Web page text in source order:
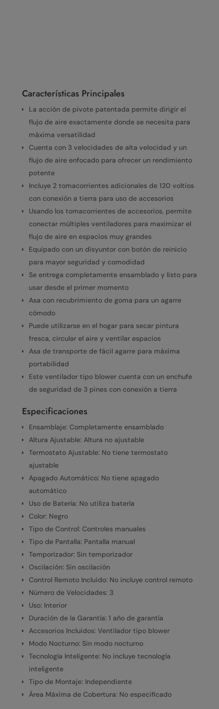
Características Principales
La acción de pivote patentada permite dirigir el
flujo de aire exactamente donde se necesita para
máxima versatilidad
Cuenta con 3 velocidades de alta velocidad y un
flujo de aire enfocado para ofrecer un rendimiento
potente
Incluye 2 tomacorrientes adicionales de 120 voltios
con conexión a tierra para uso de accesorios
Usando los tomacorrientes de accesorios, permite
conectar múltiples ventiladores para maximizar el
flujo de aire en espacios muy grandes
Equipado con un disyuntor con botón de reinicio
para mayor seguridad y comodidad
Se entrega completamente ensamblado y listo para
usar desde el primer momento
Asa con recubrimiento de goma para un agarre
cómodo
Puede utilizarse en el hogar para secar pintura
fresca, circular el aire y ventilar espacios
Asa de transporte de fácil agarre para máxima
portabilidad
Este ventilador tipo blower cuenta con un enchufe
de seguridad de 3 pines con conexión a tierra
Especificaciones
Ensamblaje: Completamente ensamblado
Altura Ajustable: Altura no ajustable
Termostato Ajustable: No tiene termostato
ajustable
Apagado Automático: No tiene apagado
automático
Uso de Batería: No utiliza batería
Color: Negro
Tipo de Control: Controles manuales
Tipo de Pantalla: Pantalla manual
Temporizador: Sin temporizador
Oscilación: Sin oscilación
Control Remoto Incluido: No incluye control remoto
Número de Velocidades: 3
Uso: Interior
Duración de la Garantía: 1 año de garantía
Accesorios Incluidos: Ventilador tipo blower
Modo Nocturno: Sin modo nocturno
Tecnología Inteligente: No incluye tecnología
inteligente
Tipo de Montaje: Independiente
Área Máxima de Cobertura: No especificado